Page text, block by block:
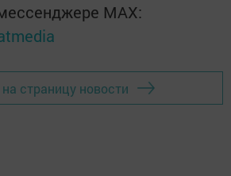
MАХ:
страницу новости